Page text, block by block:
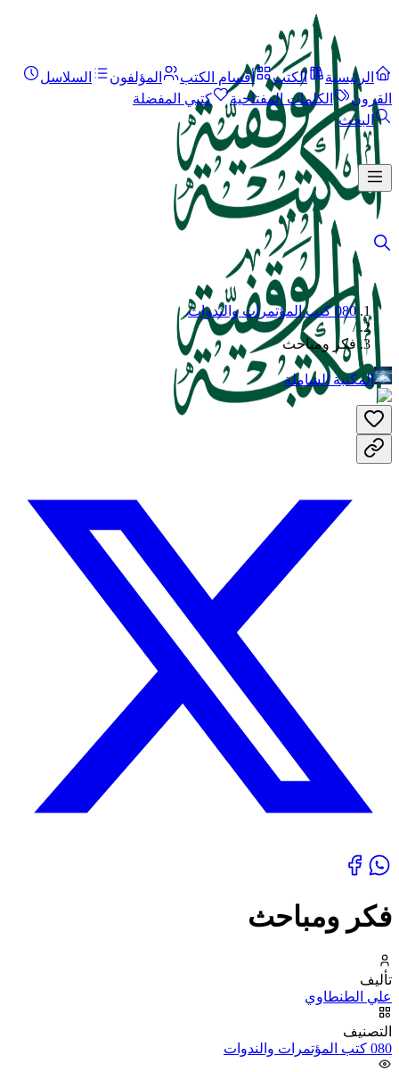
الرئيسية الكتب أقسام الكتب المؤلفون
السلاسل
القرون
الكلمات المفتاحية
كتبي المفضلة
البحث
080 كتب المؤتمرات والندوات
/
فكر ومباحث
المكتبة الشاملة
فكر ومباحث
تأليف
علي الطنطاوي
التصنيف
080 كتب المؤتمرات والندوات